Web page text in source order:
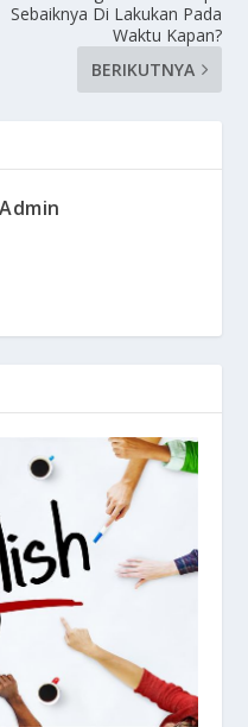
Sebaiknya Di Lakukan Pada
Waktu Kapan?
BERIKUTNYA
Admin